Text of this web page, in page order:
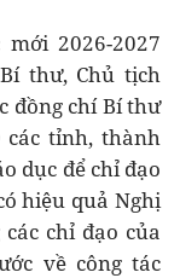
2026-2027
thư, Chủ tịch
đồng chí Bí thư
các tỉnh, thành
dục để chỉ đạo
hiệu quả Nghị
chỉ đạo của
về công tác